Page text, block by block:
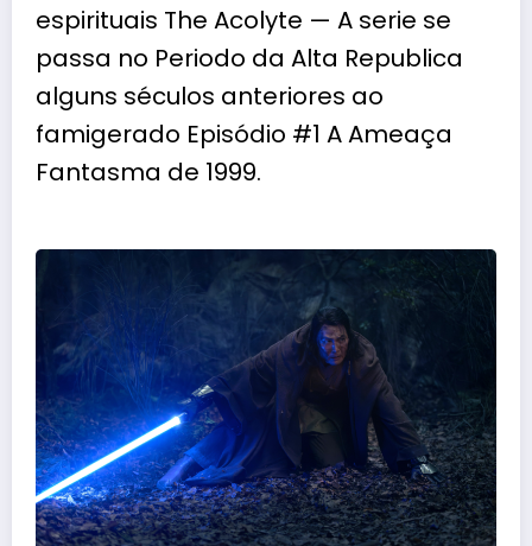
espirituais The Acolyte — A serie se
passa no Periodo da Alta Republica
alguns séculos anteriores ao
famigerado Episódio #1 A Ameaça
Fantasma de 1999.